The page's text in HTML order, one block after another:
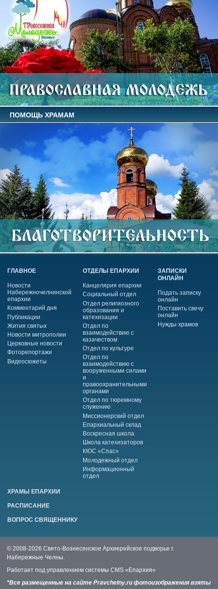
ПОМОЩЬ ХРАМАМ
ГЛАВНОЕ
Новости
Набережночелнинской
епархии
Комментарий дня
Публикации
Жития святых
Новости митрополии
Церковные новости
Фоторепортажи
Видеосюжеты
ОТДЕЛЫ ЕПАРХИИ
Канцелярия епархии
Социальный отдел
Отдел религиозного
образования и
катехизации
Отдел по
взаимодействию с
казачеством
Отдел по культуре
Отдел по
взаимодействию с
вооруженными силами
и
правоохранительными
органами
Отдел по тюремному
служению
Миссионерский отдел
Епархиальный склад
Воскресная школа
Школа катехизаторов
КЮС «Спас»
Молодежный отдел
Информационный
отдел
ЗАПИСКИ
ОНЛАЙН
Подать записку
онлайн
Поставить свечу
онлайн
Нужды храмов
ХРАМЫ ЕПАРХИИ
РАСПИСАНИЕ
ВОПРОС СВЯЩЕННИКУ
© 2008-2026 Свято-Вознесенское Архиерейское подворье г.
Набережные Челны.
Работает под управлением системы CMS «Епархия»
*Все размещенные на сайте Pravchelny.ru фотоизображения взяты